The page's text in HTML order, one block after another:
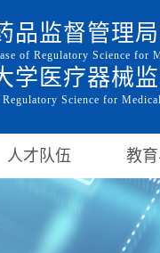
品监督管理
of Regulatory Science for
学医疗器械
Science for
人才队伍 教